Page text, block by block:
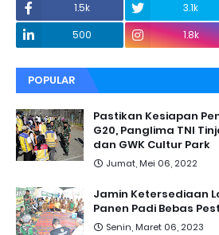
1.5k 3.1k
500
1.8k
POPULAR
Pastikan Kesiapan
G20, Panglima TNI
dan GWK Cultur Park
Jumat, Mei 06, 2022
Jamin Ketersediaan
Panen Padi Bebas
Senin, Maret 06, 2023